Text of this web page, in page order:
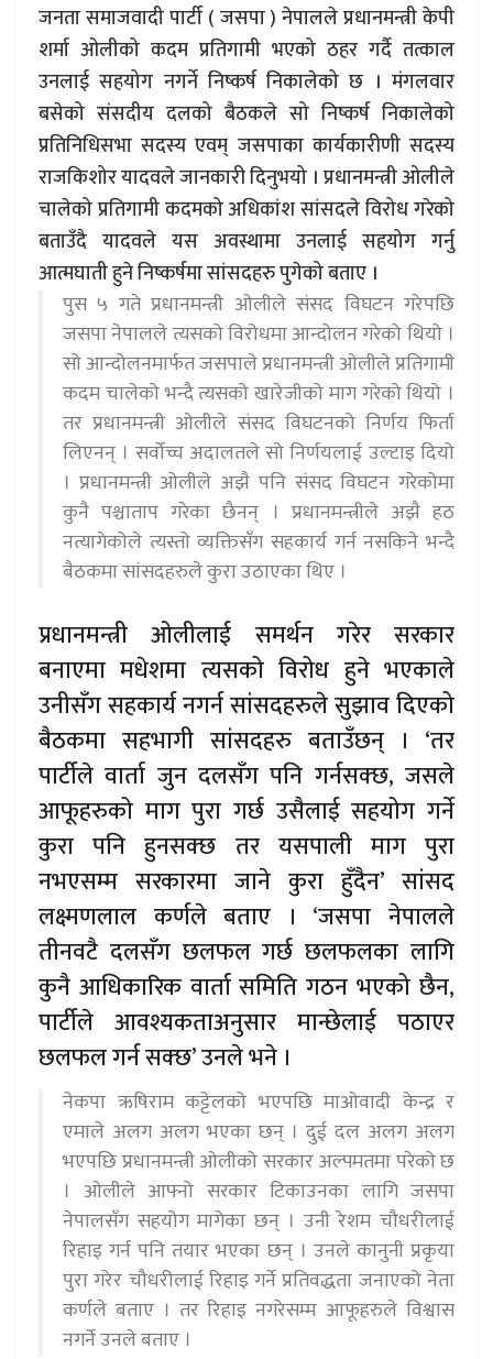
जनता समाजवादी पार्टी ( जसपा ) नेपालले प्रधानमन्त्री केपी
शर्मा ओलीको कदम प्रतिगामी भएको ठहर गर्दै तत्काल
उनलाई सहयोग नगर्ने निष्कर्ष निकालेको छ । मंगलवार
बसेको संसदीय दलको बैठकले सो निष्कर्ष निकालेको
प्रतिनिधिसभा सदस्य एवम् जसपाका कार्यकारीणी सदस्य
राजकिशोर यादवले जानकारी दिनुभयो । प्रधानमन्त्री ओलीले
चालेको प्रतिगामी कदमको अधिकांश सांसदले विरोध गरेको
बताउँदै यादवले यस अवस्थामा उनलाई सहयोग गर्नु
आत्मघाती हुने निष्कर्षमा सांसदहरु पुगेको बताए ।
पुस ५ गते प्रधानमन्त्री ओलीले संसद विघटन गरेपछि
जसपा नेपालले त्यसको विरोधमा आन्दोलन गरेको थियो ।
सो आन्दोलनमार्फत जसपाले प्रधानमन्त्री ओलीले प्रतिगामी
कदम चालेको भन्दै त्यसको खारेजीको माग गरेको थियो ।
तर प्रधानमन्त्री ओलीले संसद विघटनको निर्णय फिर्ता
लिएनन् । सर्वोच्च अदालतले सो निर्णयलाई उल्टाइ दियो
। प्रधानमन्त्री ओलीले अझै पनि संसद विघटन गरेकोमा
कुनै पश्चाताप गरेका छैनन् । प्रधानमन्त्रीले अझै हठ
नत्यागेकोले त्यस्तो व्यक्तिसँग सहकार्य गर्न नसकिने भन्दै
बैठकमा सांसदहरुले कुरा उठाएका थिए ।
प्रधानमन्त्री ओलीलाई समर्थन गरेर सरकार
बनाएमा मधेशमा त्यसको विरोध हुने भएकाले
उनीसँग सहकार्य नगर्न सांसदहरुले सुझाव दिएको
बैठकमा सहभागी सांसदहरु बताउँछन् । ‘तर
पार्टीले वार्ता जुन दलसँग पनि गर्नसक्छ, जसले
आफूहरुको माग पुरा गर्छ उसैलाई सहयोग गर्ने
कुरा पनि हुनसक्छ तर यसपाली माग पुरा
नभएसम्म सरकारमा जाने कुरा हुँदैन’ सांसद
लक्ष्मणलाल कर्णले बताए । ‘जसपा नेपालले
तीनवटै दलसँग छलफल गर्छ छलफलका लागि
कुनै आधिकारिक वार्ता समिति गठन भएको छैन,
पार्टीले आवश्यकताअनुसार मान्छेलाई पठाएर
छलफल गर्न सक्छ’ उनले भने ।
नेकपा ऋषिराम कट्टेलको भएपछि माओवादी केन्द्र र
एमाले अलग अलग भएका छन् । दुई दल अलग अलग
भएपछि प्रधानमन्त्री ओलीको सरकार अल्पमतमा परेको छ
। ओलीले आफ्नो सरकार टिकाउनका लागि जसपा
नेपालसँग सहयोग मागेका छन् । उनी रेशम चौधरीलाई
रिहाइ गर्न पनि तयार भएका छन् । उनले कानुनी प्रकृया
पुरा गरेर चौधरीलाई रिहाइ गर्ने प्रतिवद्धता जनाएको नेता
कर्णले बताए । तर रिहाइ नगरेसम्म आफूहरुले विश्वास
नगर्ने उनले बताए ।